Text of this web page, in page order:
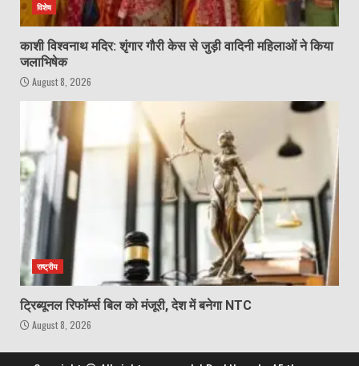
विशेष
काशी विश्वनाथ मदिर: शृंगार गौरी केस से जुड़ी वादिनी महिलाओं ने किया
जलाभिषेक
August 8, 2026
राष्ट्रीय
ट्रिब्यूनल रिफॉर्म्स बिल को मंजूरी, देश में बनेगा NTC
August 8, 2026